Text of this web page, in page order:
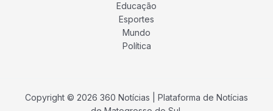
Educação
Esportes
Mundo
Política
Copyright © 2026 360 Notícias | Plataforma de Notícias